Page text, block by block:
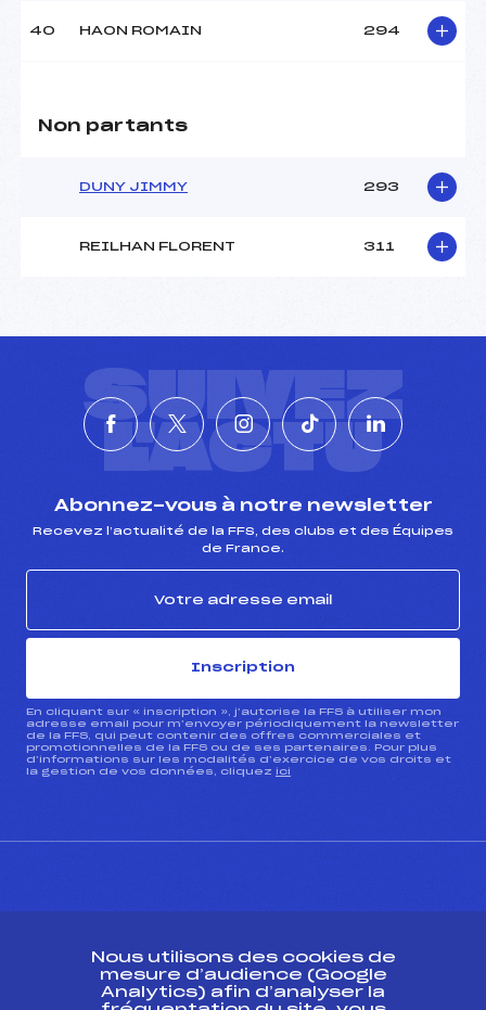
40 HAON ROMAIN 294
Non partants
DUNY JIMMY 293
REILHAN FLORENT 311
SUIVEZ
L'ACTU
Abonnez-vous à notre newsletter
Recevez l’actualité de la FFS, des clubs et des Équipes
de France.
Inscription
En cliquant sur « inscription », j’autorise la FFS à utiliser mon
adresse email pour m’envoyer périodiquement la newsletter
de la FFS, qui peut contenir des offres commerciales et
promotionnelles de la FFS ou de ses partenaires. Pour plus
d’informations sur les modalités d’exercice de vos droits et
la gestion de vos données, cliquez ici
Nous utilisons des cookies de
mesure d’audience (Google
Analytics) afin d’analyser la